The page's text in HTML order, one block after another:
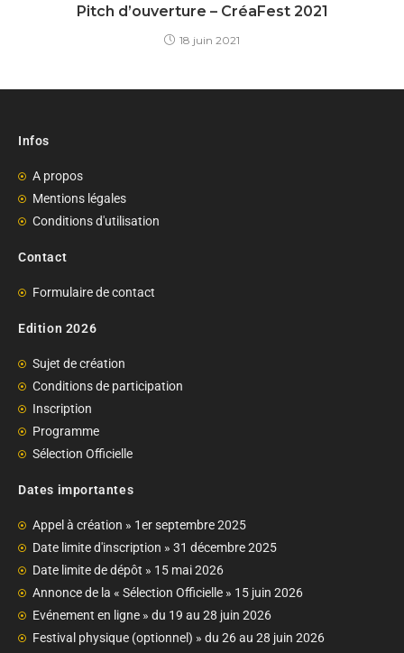
Pitch d’ouverture – CréaFest 2021
18 juin 2021
Infos
A propos
Mentions légales
Conditions d'utilisation
Contact
Formulaire de contact
Edition 2026
Sujet de création
Conditions de participation
Inscription
Programme
Sélection Officielle
Dates importantes
Appel à création » 1er septembre 2025
Date limite d'inscription » 31 décembre 2025
Date limite de dépôt » 15 mai 2026
Annonce de la « Sélection Officielle » 15 juin 2026
Evénement en ligne » du 19 au 28 juin 2026
Festival physique (optionnel) » du 26 au 28 juin 2026